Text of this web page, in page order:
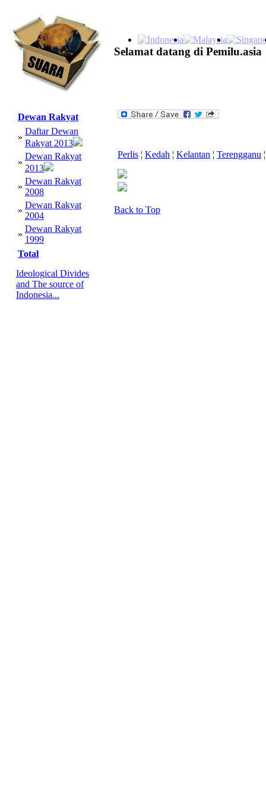
Selamat datang di Pemilu.asia
Dewan Rakyat
»
Daftar Dewan
Rakyat 2013
»
Dewan Rakyat
2013
»
Dewan Rakyat
2008
»
Dewan Rakyat
2004
»
Dewan Rakyat
1999
Total
Ideological Divides
and The source of
Indonesia...
Perlis ¦ Kedah ¦ Kelantan ¦ Terengganu ¦
Back to Top